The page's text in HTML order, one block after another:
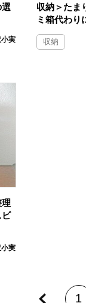
実
収納＞たま
ミ箱代わり
収納
理
ビ
実
1